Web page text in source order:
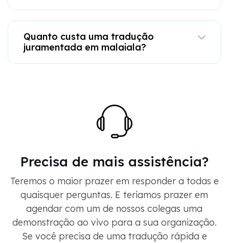
Quanto custa uma tradução
juramentada em malaiala?
Precisa de mais assistência?
Teremos o maior prazer em responder a todas e
quaisquer perguntas. E teríamos prazer em
agendar com um de nossos colegas uma
demonstração ao vivo para a sua organização.
Se você precisa de uma tradução rápida e